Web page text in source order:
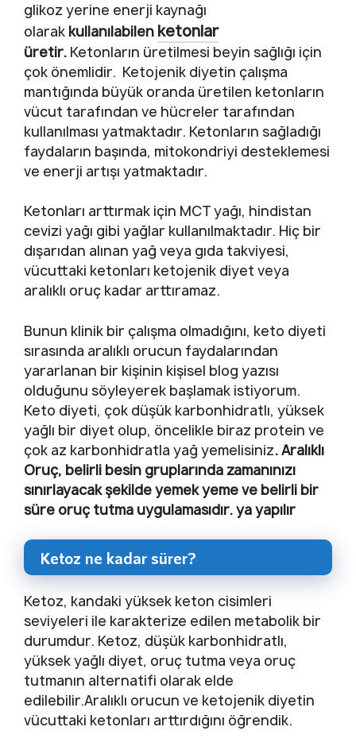
glikoz yerine enerji kaynağı
olarak kullanılabilen ketonlar
üretir. Ketonların üretilmesi beyin sağlığı için
çok önemlidir. Ketojenik diyetin çalışma
mantığında büyük oranda üretilen ketonların
vücut tarafından ve hücreler tarafından
kullanılması yatmaktadır. Ketonların sağladığı
faydaların başında, mitokondriyi desteklemesi
ve enerji artışı yatmaktadır.
Ketonları arttırmak için MCT yağı, hindistan
cevizi yağı gibi yağlar kullanılmaktadır. Hiç bir
dışarıdan alınan yağ veya gıda takviyesi,
vücuttaki ketonları ketojenik diyet veya
aralıklı oruç kadar arttıramaz.
Bunun klinik bir çalışma olmadığını, keto diyeti
sırasında aralıklı orucun faydalarından
yararlanan bir kişinin kişisel blog yazısı
olduğunu söyleyerek başlamak istiyorum.
Keto diyeti, çok düşük karbonhidratlı, yüksek
yağlı bir diyet olup, öncelikle biraz protein ve
çok az karbonhidratla yağ yemelisiniz. Aralıklı
Oruç, belirli besin gruplarında zamanınızı
sınırlayacak şekilde yemek yeme ve belirli bir
süre oruç tutma uygulamasıdır. ya yapılır
Ketoz ne kadar sürer?
Ketoz, kandaki yüksek keton cisimleri
seviyeleri ile karakterize edilen metabolik bir
durumdur. Ketoz, düşük karbonhidratlı,
yüksek yağlı diyet, oruç tutma veya oruç
tutmanın alternatifi olarak elde
edilebilir.Aralıklı orucun ve ketojenik diyetin
vücuttaki ketonları arttırdığını öğrendik.